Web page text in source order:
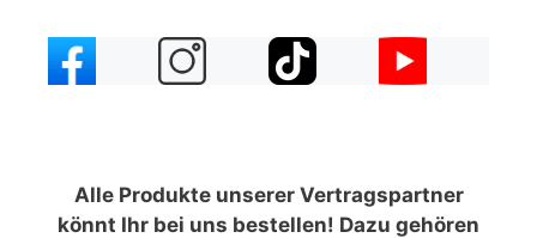
Alle Produkte unserer Vertragspartner
könnt Ihr bei uns bestellen! Dazu gehören